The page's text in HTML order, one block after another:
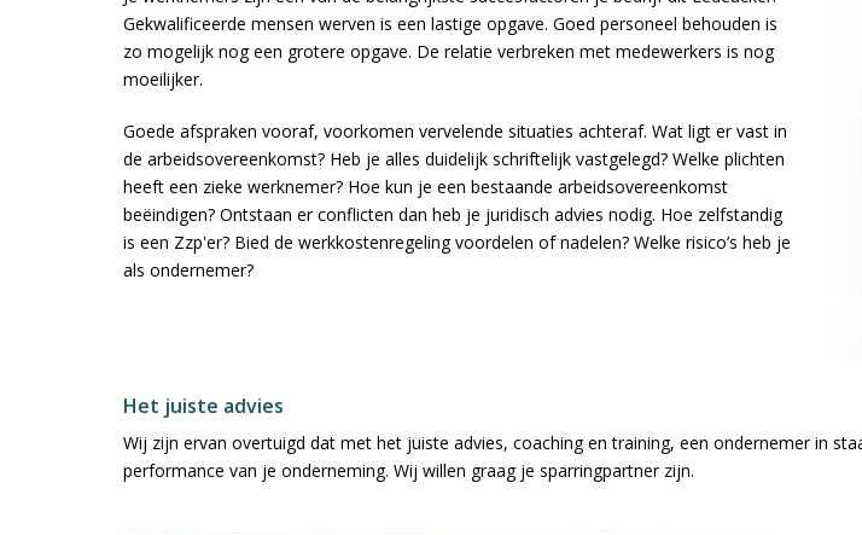
Gekwalificeerde mensen werven is een lastige opgave. Goed personeel behouden is
zo mogelijk nog een grotere opgave. De relatie verbreken met medewerkers is nog
moeilijker.
Goede afspraken vooraf, voorkomen vervelende situaties achteraf. Wat ligt er vast in
de arbeidsovereenkomst? Heb je alles duidelijk schriftelijk vastgelegd? Welke plichten
heeft een zieke werknemer? Hoe kun je een bestaande arbeidsovereenkomst
beëindigen? Ontstaan er conflicten dan heb je juridisch advies nodig. Hoe zelfstandig
is een Zzp'er? Bied de werkkostenregeling voordelen of nadelen? Welke risico’s heb je
als ondernemer?
Het juiste advies
Wij zijn ervan overtuigd dat met het juiste advies, coaching en training, een ondernemer in
performance van je onderneming. Wij willen graag je sparringpartner zijn.